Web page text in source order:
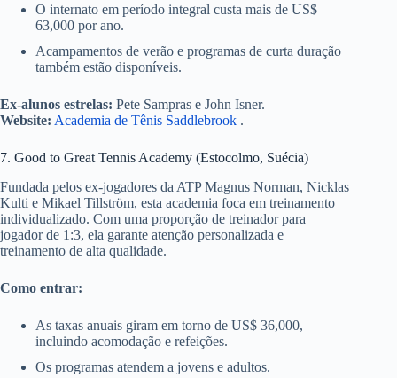
O internato em período integral custa mais de US$
63,000 por ano.
Acampamentos de verão e programas de curta duração
também estão disponíveis.
Ex-alunos estrelas: Pete Sampras e John Isner.
Website: Academia de Tênis Saddlebrook .
7. Good to Great Tennis Academy (Estocolmo, Suécia)
Fundada pelos ex-jogadores da ATP Magnus Norman, Nicklas
Kulti e Mikael Tillström, esta academia foca em treinamento
individualizado. Com uma proporção de treinador para
jogador de 1:3, ela garante atenção personalizada e
treinamento de alta qualidade.
Como entrar:
As taxas anuais giram em torno de US$ 36,000,
incluindo acomodação e refeições.
Os programas atendem a jovens e adultos.